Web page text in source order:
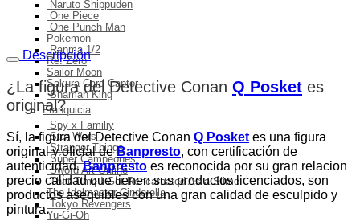
Naruto Shippuden
One Piece
One Punch Man
Pokemon
Ranma 1/2
Re: Zero
Sailor Moon
Sakura Card Captor
Shaman King
Franquicia
Spy x Familiy
Star Wars
Stranger Things
Súper Campeones
Sword Art Online
That Time I Got Rencarnated As a Slime
The Idolmaster Cinderella
Tokyo Revengers
Yu-Gi-Oh
Descripción
¿La figura del Detective Conan Q Posket es
original?
Sí, la figura del Detective Conan Q Posket es una figura
original y oficial deBanpresto, con certificación de
autenticidad.Banpresto es reconocida por su gran relacion
precio calidad que tienen sus productos licenciados, son
productos asequibles con una gran calidad de esculpido y
pintura.